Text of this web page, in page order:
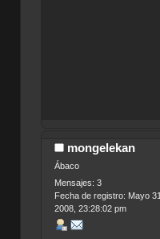
mongelekan
Ábaco
Mensajes: 3
Fecha de registro: Mayo 31,
2008, 23:28:02 pm